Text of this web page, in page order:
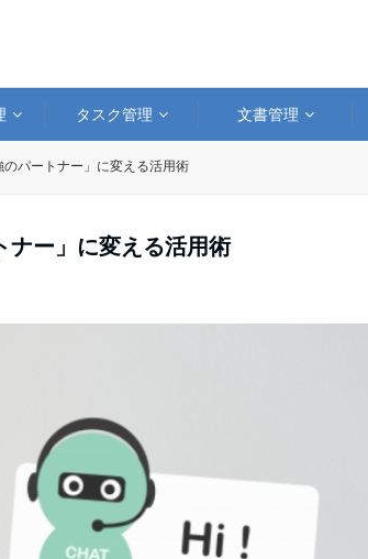
タスク管理 文書管理
のパートナー」に変える活用術
ナー」に変える活用術